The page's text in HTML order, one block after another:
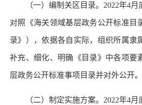
（一）编制关区目录。2022年4月
对照《海关领域基层政务公开标准目
录》），依据各自实际，组织所属隶
补充、细化、明确《目录》中各项要
层政务公开标准事项目录并对外公开。
（二）制定实施方案。2022年4月